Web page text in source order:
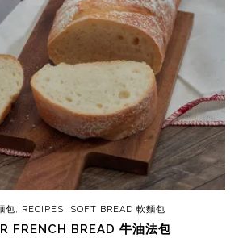
包, RECIPES, SOFT BREAD 軟麵包
FRENCH BREAD 牛油法包